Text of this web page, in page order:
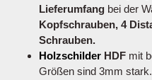
Lieferumfang bei der
Kopfschrauben, 4
Schrauben.
Holzschilder HDF mit
Größen sind 3mm stark.